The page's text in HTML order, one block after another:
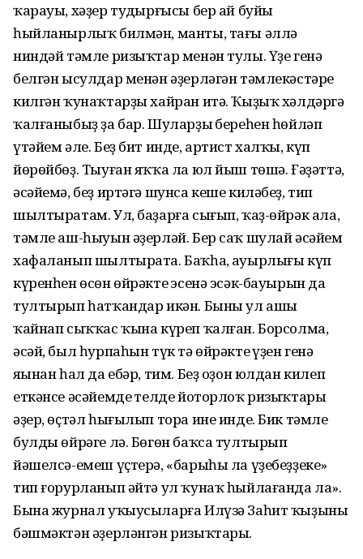
ҡарауы, хәҙер туңдырғысы бер ай буйы
һыйланырлыҡ билмән, манты, тағы әллә
ниндәй тәмле ризыҡтар менән тулы. Үҙе генә
белгән ысулдар менән әҙерләгән тәмлекәстәре
килгән ҡунаҡтарҙы хайран итә. Ҡыҙыҡ хәлдәргә
ҡалғаныбыҙ ҙа бар. Шуларҙың береһен һөйләп
үтәйем әле. Беҙ бит инде, артист халҡы, күп
йөрөйбөҙ. Тыуған яҡҡа ла юл йыш төшә. Ғәҙәттә,
әсәйемә, беҙ иртәгә шунса кеше киләбеҙ, тип
шылтыратам. Ул, баҙарға сығып, ҡаҙ-өйрәк ала,
тәмле аш-һыуын әҙерләй. Бер саҡ шулай әсәйем
хафаланып шылтырата. Баҡһаң, ауырлығы күп
күренһен өсөн өйрәктең эсенә эсәк-бауырын да
тултырып һатҡандар икән. Быны ул ашы
ҡайнап сыҡҡас ҡына күреп ҡалған. Борсолма,
әсәй, был һурпаһын түк тә өйрәктең үҙен генә
яңынан һал да ебәр, тим. Беҙ оҙон юлдан килеп
еткәнсе әсәйемдең телде йоторлоҡ ризыҡтары
әҙер, өҫтәл һығылып тора ине инде. Бик тәмле
булды өйрәге лә. Бөгөн баҡса тултырып
йәшелсә-емеш үҫтерә, «барыһы ла үҙебеҙҙеке»
тип ғорурланып әйтә ул ҡунаҡ һыйлағанда ла».
Бына журнал уҡыусыларға Илүзә Заһит ҡыҙының
бәшмәктән әҙерләнгән ризыҡтары.